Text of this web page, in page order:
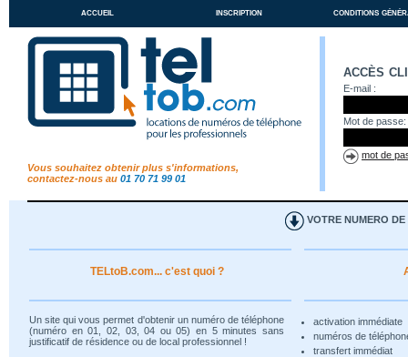
accueil inscription conditions
Vous souhaitez obtenir plus s'informations,
contactez-nous au 01 70 71 99 01
accès
E-mail :
Mot de passe:
mot de
VOTRE NUMERO DE
TELtoB.com... c'est quoi ?
Un site qui vous permet d'obtenir un numéro de téléphone
(numéro en 01, 02, 03, 04 ou 05) en 5 minutes sans
justificatif de résidence ou de local professionnel !
activation immédiate
numéros de
transfert immédiat